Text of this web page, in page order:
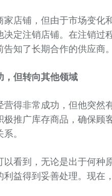
店铺，但由于市场变化
定注销店铺。在注销过
知了长期合作的供应商。
，但转向其他领域
得非常成功，但他突然
推广库存商品，确保顾
。
看到，无论是出于何种
益得到妥善处理。现在